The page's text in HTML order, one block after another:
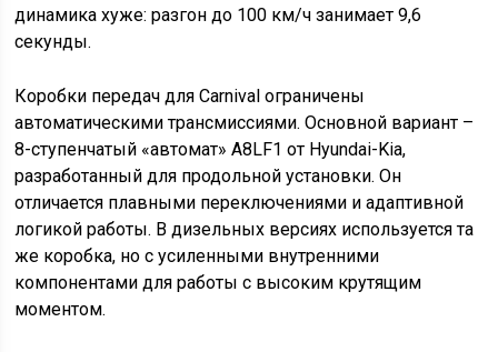
динамика хуже: разгон до 100 км/ч занимает 9,6
секунды.
Коробки передач для Carnival ограничены
автоматическими трансмиссиями. Основной вариант –
8-ступенчатый «автомат» A8LF1 от Hyundai-Kia,
разработанный для продольной установки. Он
отличается плавными переключениями и адаптивной
логикой работы. В дизельных версиях используется та
же коробка, но с усиленными внутренними
компонентами для работы с высоким крутящим
моментом.